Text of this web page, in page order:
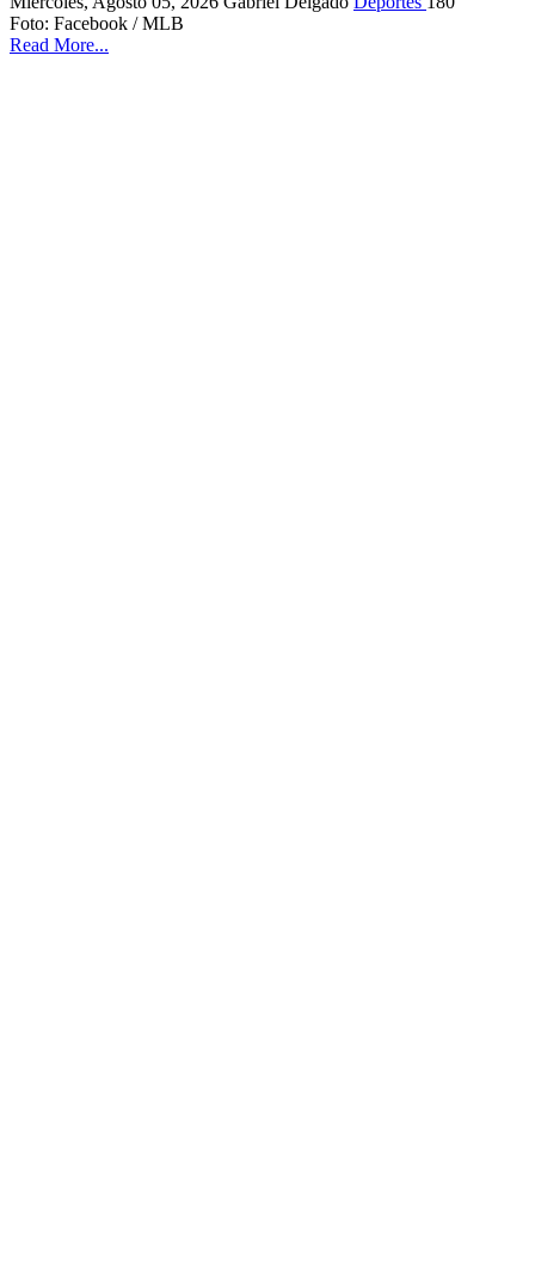
Foto: Facebook / MLB
Read More...